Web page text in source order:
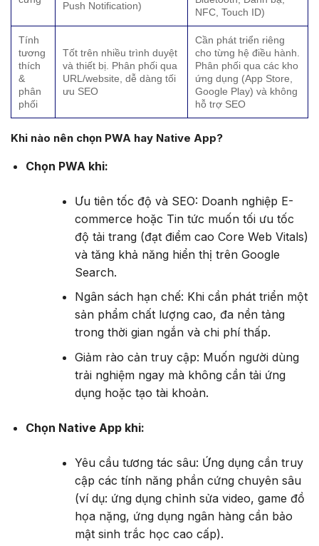
Push Notification)
NFC, Touch ID)
Tính
tương
thích
&
phân
phối
Tốt trên nhiều trình duyệt
và thiết bị. Phân phối qua
URL/website, dễ dàng tối
ưu SEO
Cần phát triển riêng
cho từng hệ điều hành.
Phân phối qua các kho
ứng dụng (App Store,
Google Play) và không
hỗ trợ SEO
Khi nào nên chọn PWA hay Native App?
Chọn PWA khi:
Ưu tiên tốc độ và SEO: Doanh nghiệp E-
commerce hoặc Tin tức muốn tối ưu tốc
độ tải trang (đạt điểm cao Core Web Vitals)
và tăng khả năng hiển thị trên Google
Search.
Ngân sách hạn chế: Khi cần phát triển một
sản phẩm chất lượng cao, đa nền tảng
trong thời gian ngắn và chi phí thấp.
Giảm rào cản truy cập: Muốn người dùng
trải nghiệm ngay mà không cần tải ứng
dụng hoặc tạo tài khoản.
Chọn Native App khi:
Yêu cầu tương tác sâu: Ứng dụng cần truy
cập các tính năng phần cứng chuyên sâu
(ví dụ: ứng dụng chỉnh sửa video, game đồ
họa nặng, ứng dụng ngân hàng cần bảo
mật sinh trắc học cao cấp).